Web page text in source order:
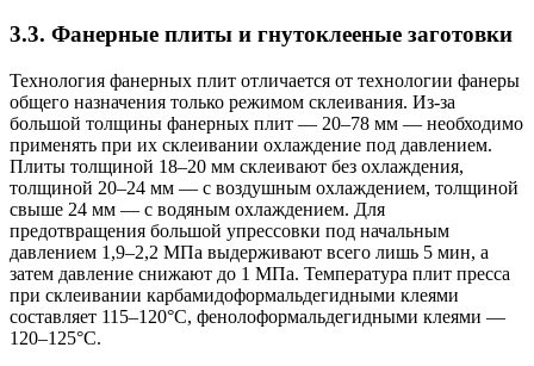
3.3. Фанерные плиты и гнутоклееные заготовки
Технология фанерных плит отличается от технологии фанеры
общего назначения только режимом склеивания. Из-за
большой толщины фанерных плит — 20–78 мм — необходимо
применять при их склеивании охлаждение под давлением.
Плиты толщиной 18–20 мм склеивают без охлаждения,
толщиной 20–24 мм — с воздушным охлаждением, толщиной
свыше 24 мм — с водяным охлаждением. Для
предотвращения большой упрессовки под начальным
давлением 1,9–2,2 МПа выдерживают всего лишь 5 мин, а
затем давление снижают до 1 МПа. Температура плит пресса
при склеивании карбамидоформальдегидными клеями
составляет 115–120°C, фенолоформальдегидными клеями —
120–125°C.